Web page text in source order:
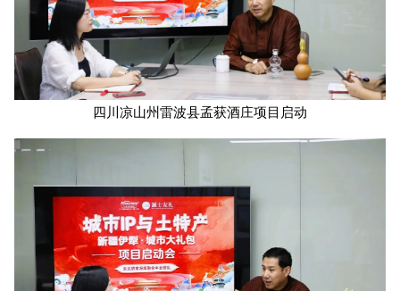
四川凉山州雷波县孟获酒庄项目启动